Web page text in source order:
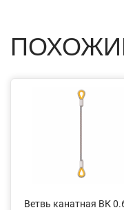
Ветвь канатная ВК